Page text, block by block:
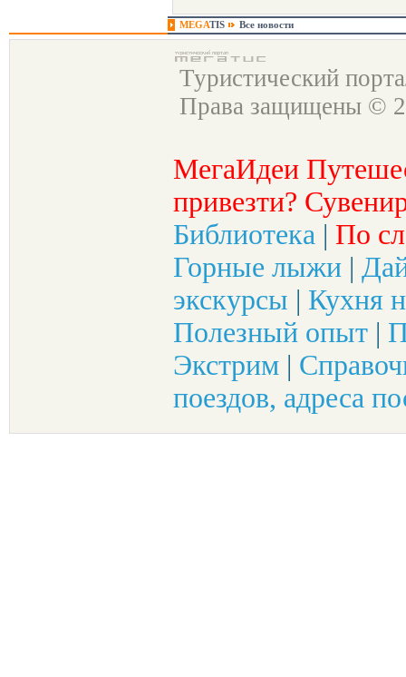
MEGATIS Все новости
Туристический
Права защищены ©
МегаИдеи
привезти?
Библиотека | По
Горные лыжи |
экскурсы | Кухня
Полезный опыт |
Экстрим |
поездов, адреса